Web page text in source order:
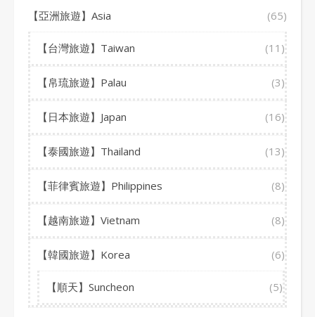
【亞洲旅遊】Asia (65)
【台灣旅遊】Taiwan (11)
【帛琉旅遊】Palau (3)
【日本旅遊】Japan (16)
【泰國旅遊】Thailand (13)
【菲律賓旅遊】Philippines (8)
【越南旅遊】Vietnam (8)
【韓國旅遊】Korea (6)
【順天】Suncheon (5)